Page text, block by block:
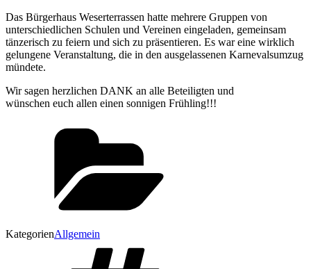
Das Bürgerhaus Weserterrassen hatte mehrere Gruppen von
unterschiedlichen Schulen und Vereinen eingeladen, gemeinsam
tänzerisch zu feiern und sich zu präsentieren. Es war eine wirklich
gelungene Veranstaltung, die in den ausgelassenen Karnevalsumzug
mündete.
Wir sagen herzlichen DANK an alle Beteiligten und
wünschen euch allen einen sonnigen Frühling!!!
KategorienAllgemein